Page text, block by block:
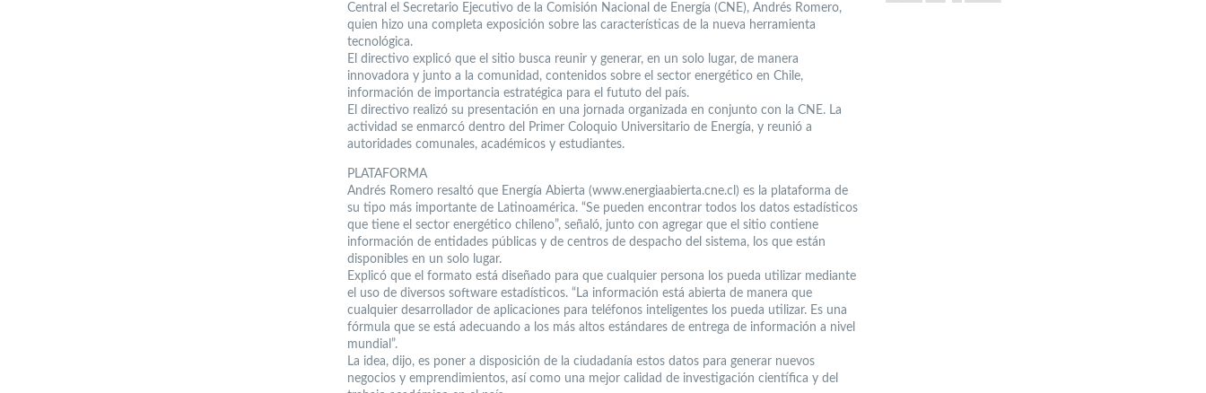
Central el Secretario Ejecutivo de la Comisión Nacional de Energía (CNE), Andrés Romero,
quien hizo una completa exposición sobre las características de la nueva herramienta
tecnológica.
El directivo explicó que el sitio busca reunir y generar, en un solo lugar, de manera
innovadora y junto a la comunidad, contenidos sobre el sector energético en Chile,
información de importancia estratégica para el fututo del país.
El directivo realizó su presentación en una jornada organizada en conjunto con la CNE. La
actividad se enmarcó dentro del Primer Coloquio Universitario de Energía, y reunió a
autoridades comunales, académicos y estudiantes.
PLATAFORMA
Andrés Romero resaltó que Energía Abierta (www.energiaabierta.cne.cl) es la plataforma de
su tipo más importante de Latinoamérica. “Se pueden encontrar todos los datos estadísticos
que tiene el sector energético chileno”, señaló, junto con agregar que el sitio contiene
información de entidades públicas y de centros de despacho del sistema, los que están
disponibles en un solo lugar.
Explicó que el formato está diseñado para que cualquier persona los pueda utilizar mediante
el uso de diversos software estadísticos. “La información está abierta de manera que
cualquier desarrollador de aplicaciones para teléfonos inteligentes los pueda utilizar. Es una
fórmula que se está adecuando a los más altos estándares de entrega de información a nivel
mundial”.
La idea, dijo, es poner a disposición de la ciudadanía estos datos para generar nuevos
negocios y emprendimientos, así como una mejor calidad de investigación científica y del